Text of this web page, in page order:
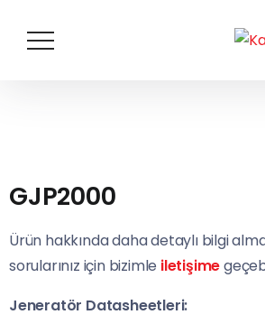
GJP2000
Ürün hakkında daha detaylı bilgi
sorularınız için bizimle iletişime
Jeneratör Datasheetleri: